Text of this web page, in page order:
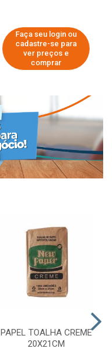
Faça seu login ou
cadastre-se para
ver preços e
comprar
PAPEL TOALHA CREME
20X21CM